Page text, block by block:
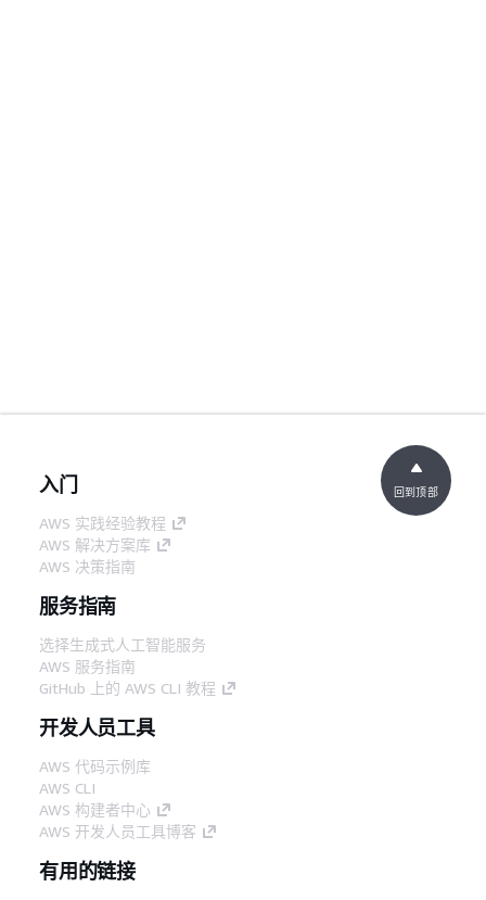
入门
AWS 实践经验教程
AWS 解决方案库
AWS 决策指南
服务指南
选择生成式人工智能服务
AWS 服务指南
GitHub 上的 AWS CLI 教程
开发人员工具
AWS 代码示例库
AWS CLI
AWS 构建者中心
AWS 开发人员工具博客
有用的链接
回到顶部